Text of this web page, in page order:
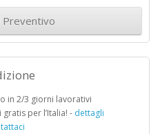
Preventivo
in 2/3 giorni lavorativi
gratis per l’Italia! - dettagli